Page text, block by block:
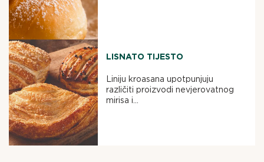
LISNATO TIJESTO
Liniju kroasana upotpunjuju
različiti proizvodi nevjerovatnog
mirisa i...